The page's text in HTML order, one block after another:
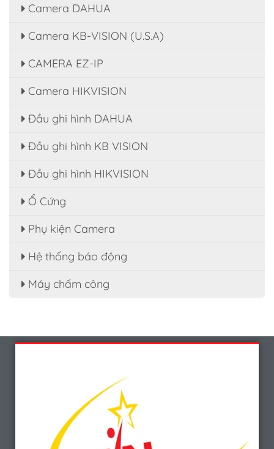
Camera DAHUA
Camera KB-VISION (U.S.A)
CAMERA EZ-IP
Camera HIKVISION
Đầu ghi hình DAHUA
Đầu ghi hình KB VISION
Đầu ghi hình HIKVISION
Ổ Cứng
Phụ kiện Camera
Hệ thống báo động
Máy chấm công